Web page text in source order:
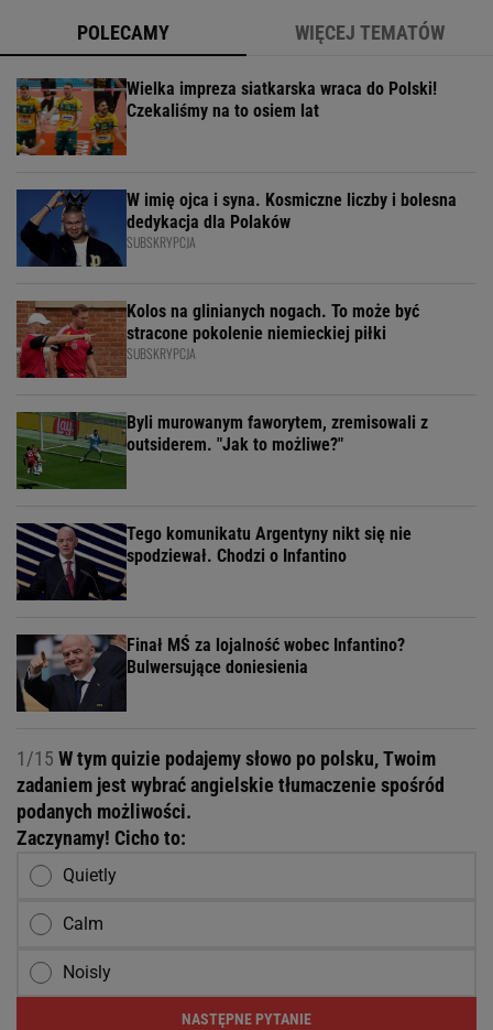
POLECAMY WIĘCEJ TEMATÓW
Wielka impreza siatkarska wraca do Polski!
Czekaliśmy na to osiem lat
W imię ojca i syna. Kosmiczne liczby i bolesna
dedykacja dla Polaków
SUBSKRYPCJA
Kolos na glinianych nogach. To może być
stracone pokolenie niemieckiej piłki
SUBSKRYPCJA
Byli murowanym faworytem, zremisowali z
outsiderem. "Jak to możliwe?"
Tego komunikatu Argentyny nikt się nie
spodziewał. Chodzi o Infantino
Finał MŚ za lojalność wobec Infantino?
Bulwersujące doniesienia
1/15 W tym quizie podajemy słowo po polsku, Twoim
zadaniem jest wybrać angielskie tłumaczenie spośród
podanych możliwości.
Zaczynamy! Cicho to:
Quietly
Calm
Noisly
NASTĘPNE PYTANIE